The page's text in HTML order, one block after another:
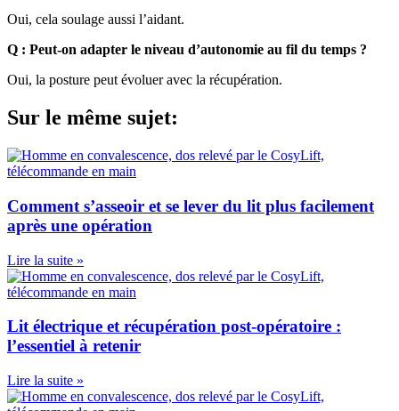
Oui, cela soulage aussi l’aidant.
Q : Peut-on adapter le niveau d’autonomie au fil du temps ?
Oui, la posture peut évoluer avec la récupération.
Sur le même sujet:
Comment s’asseoir et se lever du lit plus facilement
après une opération
Lire la suite »
Lit électrique et récupération post-opératoire :
l’essentiel à retenir
Lire la suite »